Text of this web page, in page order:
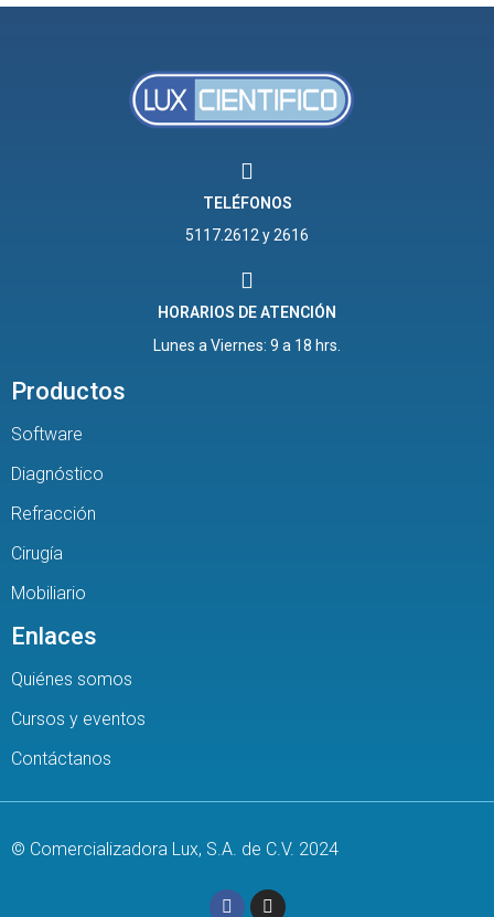
TELÉFONOS
5117.2612 y 2616
HORARIOS DE ATENCIÓN
Lunes a Viernes: 9 a 18 hrs.
Productos
Software
Diagnóstico
Refracción
Cirugía
Mobiliario
Enlaces
Quiénes somos
Cursos y eventos
Contáctanos
© Comercializadora Lux, S.A. de C.V. 2024